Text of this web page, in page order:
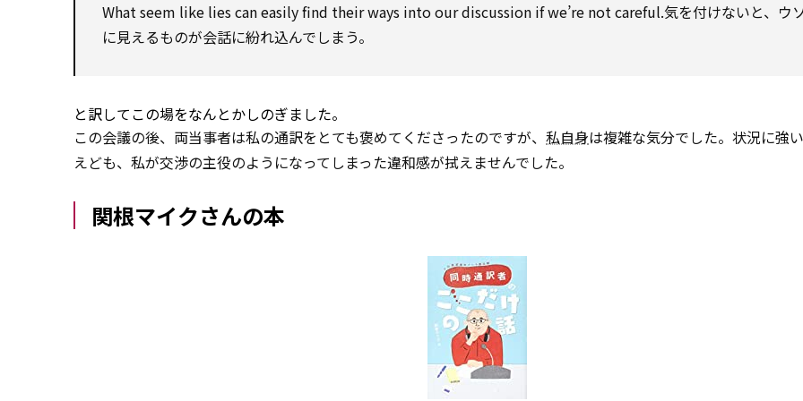
Whatseem like lies can easilyfind their ways into ourdiscussion if we’re not careful.気を付けないと、ウ
に見えるものが会話に紛れ込んでしまう。
と訳してこの場をなんとかしのぎました。
この会議の後、両当事者は私の通訳をとても褒めてくださったのですが、 私自身は複雑な気分でした。状況に強
えども、私が交渉の主役のようになってしまった違和感が拭えませんでした。
関根マイクさんの本